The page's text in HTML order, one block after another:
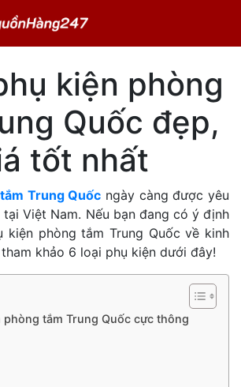
kiện phòng
Quốc đẹp,
tốt nhất
Trung Quốc ngày càng được yêu
Việt Nam. Nếu bạn đang có ý định
kiện phòng tắm Trung Quốc về kinh
khảo 6 loại phụ kiện dưới đây!
phòng tắm Trung Quốc cực thông